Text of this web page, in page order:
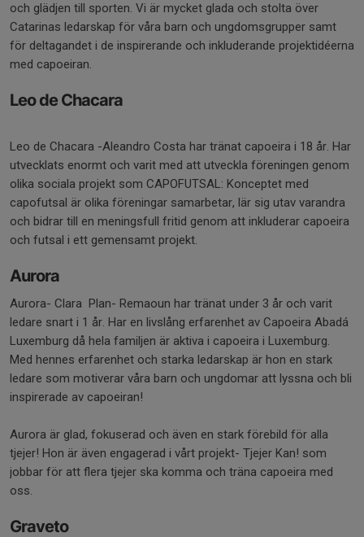
och glädjen till sporten. Vi är mycket glada och stolta över
Catarinas ledarskap för våra barn och ungdomsgrupper samt
för deltagandet i de inspirerande och inkluderande projektidéerna
med capoeiran.
Leo de Chacara
Leo de Chacara -Aleandro Costa har tränat capoeira i 18 år. Har
utvecklats enormt och varit med att utveckla föreningen genom
olika sociala projekt som CAPOFUTSAL: Konceptet med
capofutsal är olika föreningar samarbetar, lär sig utav varandra
och bidrar till en meningsfull fritid genom att inkluderar capoeira
och futsal i ett gemensamt projekt.
Aurora
Aurora- Clara Plan- Remaoun har tränat under 3 år och varit
ledare snart i 1 år. Har en livslång erfarenhet av Capoeira Abadá
Luxemburg då hela familjen är aktiva i capoeira i Luxemburg.
Med hennes erfarenhet och starka ledarskap är hon en stark
ledare som motiverar våra barn och ungdomar att lyssna och bli
inspirerade av capoeiran!
Aurora är glad, fokuserad och även en stark förebild för alla
tjejer! Hon är även engagerad i vårt projekt- Tjejer Kan! som
jobbar för att flera tjejer ska komma och träna capoeira med
oss.
Graveto